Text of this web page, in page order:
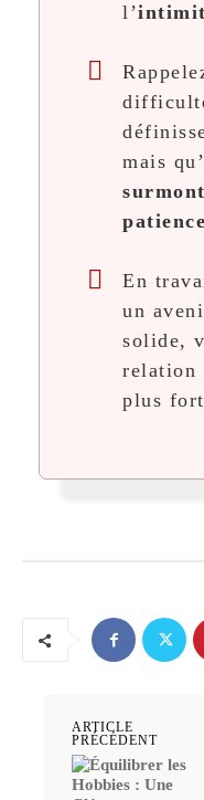
l’
mais qu’
En
un
solide,
relation
plus
ARTICLE
PRÉCÉDENT